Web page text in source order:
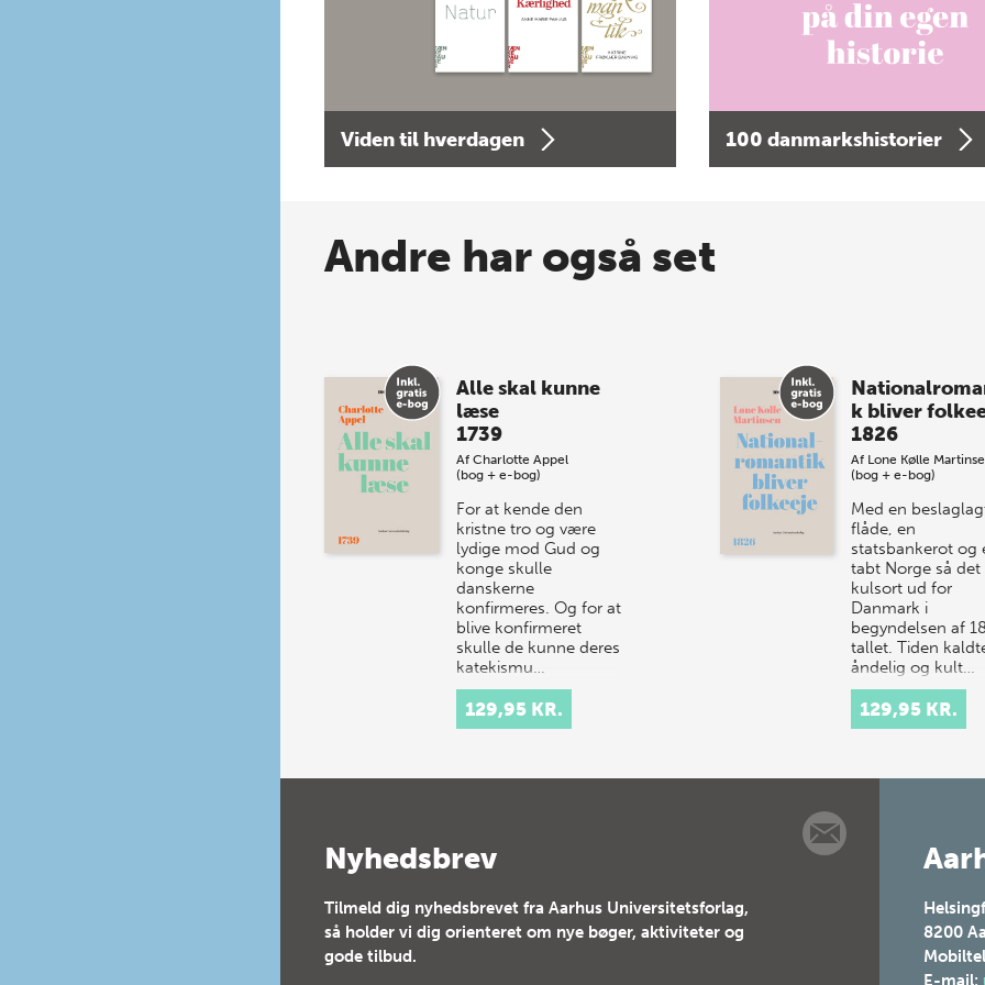
Viden til hverdagen 100 danmarkshistorier
Andre har også set
Alle skal kunne
læse
1739
Af Charlotte Appel
(bog + e-bog)
For at kende den
kristne tro og være
lydige mod Gud og
konge skulle
danskerne
konfirmeres. Og for at
blive konfirmeret
skulle de kunne deres
katekismu…
129,95 KR.
k bliver
1826
Af Lone Kølle
(bog + e-bog)
Med en
flåde, en
statsbankerot og
tabt Norge så det
kulsort ud for
Danmark i
begyndelsen af
tallet. Tiden
åndelig og kult…
129,95 KR.
Nyhedsbrev
Tilmeld dig nyhedsbrevet fra Aarhus Universitetsforlag,
så holder vi dig orienteret om nye bøger, aktiviteter og
gode tilbud.
8200
E-mail: